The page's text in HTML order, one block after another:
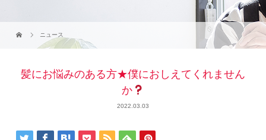
ニュース
髪にお悩みのある方★僕におしえてくれません
か
2022.03.03